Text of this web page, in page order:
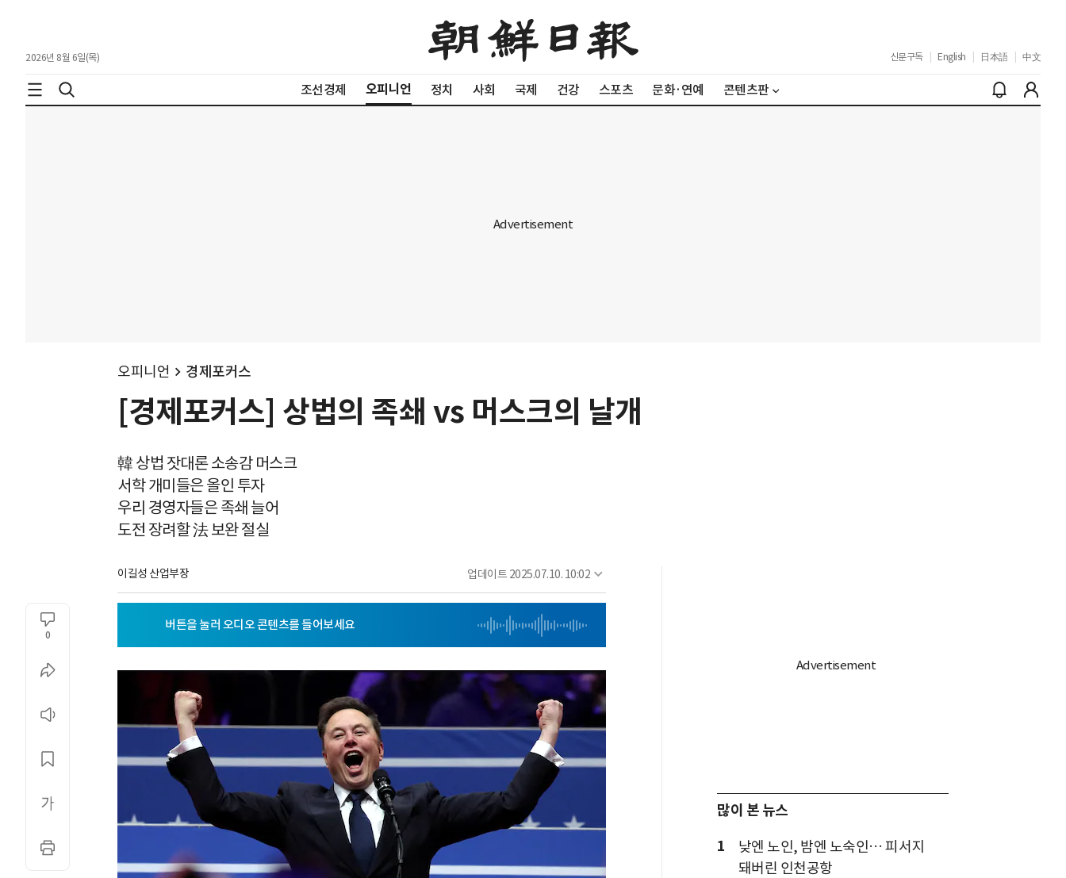
2026년 8월 6일(목) 신문구독 English 日本語 中文
조선경제 오피니언 정치 사회 국제 건강 스포츠 문화·연예 콘텐츠판
오피니언 경제포커스
[경제포커스] 상법의 족쇄 vs 머스크의 날개
韓 상법 잣대론 소송감 머스크
서학 개미들은 올인 투자
우리 경영자들은 족쇄 늘어
도전 장려할 法 보완 절실
이길성 산업부장 업데이트 2025.07.10. 10:02
0
많이 본 뉴스
1
낮엔 노인, 밤엔 노숙인… 피서지
돼버린 인천공항